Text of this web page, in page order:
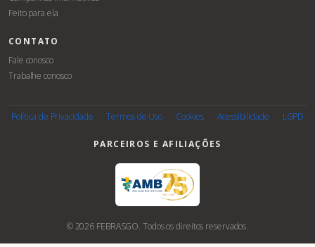
Feito para ela
CONTATO
Fale conosco
Trabalhe conosco
Política de Privacidade Termos de Uso Cookies Acessibilidade LGPD
PARCEIROS E AFILIAÇÕES
© 2026 FEBRASGO. Todos os direitos reservados.